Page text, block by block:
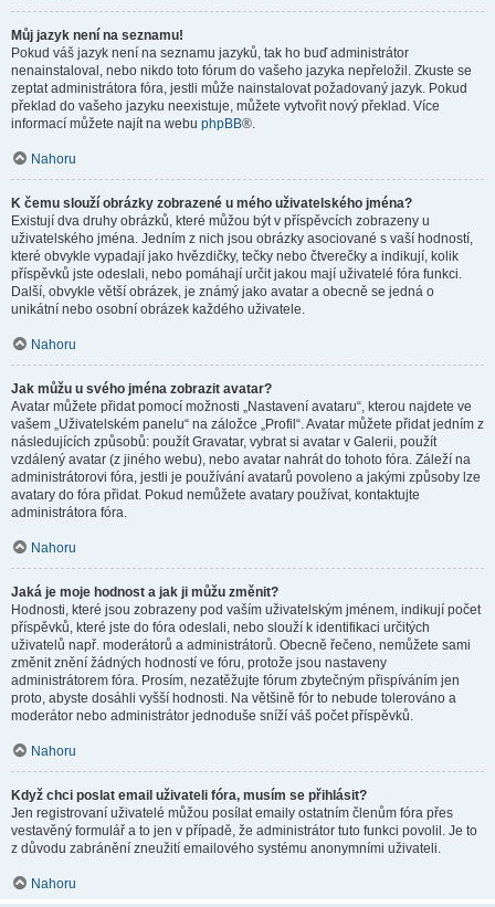
Můj jazyk není na seznamu!
Pokud váš jazyk není na seznamu jazyků, tak ho buď administrátor
nenainstaloval, nebo nikdo toto fórum do vašeho jazyka nepřeložil. Zkuste se
zeptat administrátora fóra, jestli může nainstalovat požadovaný jazyk. Pokud
překlad do vašeho jazyku neexistuje, můžete vytvořit nový překlad. Více
informací můžete najít na webu phpBB®.
Nahoru
K čemu slouží obrázky zobrazené u mého uživatelského jména?
Existují dva druhy obrázků, které můžou být v příspěvcích zobrazeny u
uživatelského jména. Jedním z nich jsou obrázky asociované s vaší hodností,
které obvykle vypadají jako hvězdičky, tečky nebo čtverečky a indikují, kolik
příspěvků jste odeslali, nebo pomáhají určit jakou mají uživatelé fóra funkci.
Další, obvykle větší obrázek, je známý jako avatar a obecně se jedná o
unikátní nebo osobní obrázek každého uživatele.
Nahoru
Jak můžu u svého jména zobrazit avatar?
Avatar můžete přidat pomocí možnosti „Nastavení avataru“, kterou najdete ve
vašem „Uživatelském panelu“ na záložce „Profil“. Avatar můžete přidat jedním z
následujících způsobů: použít Gravatar, vybrat si avatar v Galerii, použít
vzdálený avatar (z jiného webu), nebo avatar nahrát do tohoto fóra. Záleží na
administrátorovi fóra, jestli je používání avatarů povoleno a jakými způsoby lze
avatary do fóra přidat. Pokud nemůžete avatary používat, kontaktujte
administrátora fóra.
Nahoru
Jaká je moje hodnost a jak ji můžu změnit?
Hodnosti, které jsou zobrazeny pod vaším uživatelským jménem, indikují počet
příspěvků, které jste do fóra odeslali, nebo slouží k identifikaci určitých
uživatelů např. moderátorů a administrátorů. Obecně řečeno, nemůžete sami
změnit znění žádných hodností ve fóru, protože jsou nastaveny
administrátorem fóra. Prosím, nezatěžujte fórum zbytečným přispíváním jen
proto, abyste dosáhli vyšší hodnosti. Na většině fór to nebude tolerováno a
moderátor nebo administrátor jednoduše sníží váš počet příspěvků.
Nahoru
Když chci poslat email uživateli fóra, musím se přihlásit?
Jen registrovaní uživatelé můžou posílat emaily ostatním členům fóra přes
vestavěný formulář a to jen v případě, že administrátor tuto funkci povolil. Je to
z důvodu zabránění zneužití emailového systému anonymními uživateli.
Nahoru